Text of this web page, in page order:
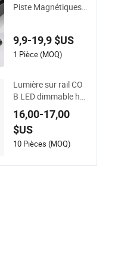
Piste Magnétiques
astré Suspendu Cré
atif 0.5m 1m 2m 3m
Rail Industriel
9,9-19,9 $US
1 Pièce (MOQ)
Lumière sur rail CO
B LED dimmable ha
ute puissance com
merciale 15W 25W 3
5W projecteur en al
uminium à angle aju
16,00-17,00
$US
10 Pièces (MOQ)